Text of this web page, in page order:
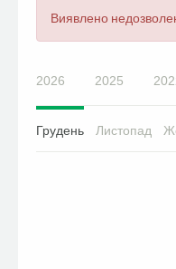
Повідомлення
Виявлено
2026 2025
Грудень Листопад